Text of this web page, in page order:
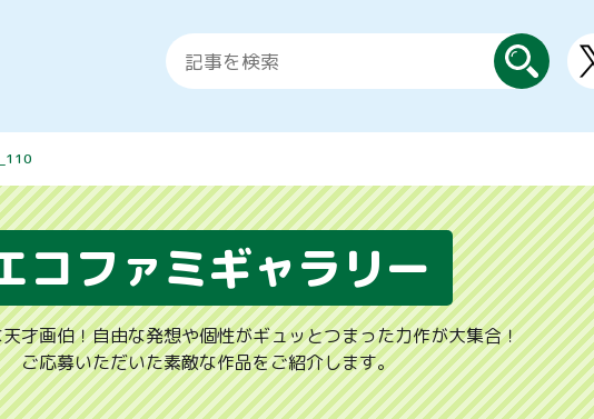
探
す
コファミギャラリー
才画伯！自由な発想や個性がギュッとつまった力作が大集合！
ご応募いただいた素敵な作品をご紹介します。